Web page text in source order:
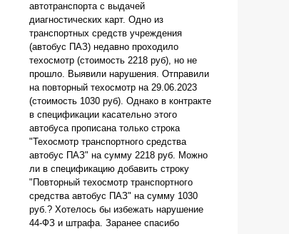
автотранспорта с выдачей
диагностических карт. Одно из
транспортных средств учреждения
(автобус ПАЗ) недавно проходило
техосмотр (стоимость 2218 руб), но не
прошло. Выявили нарушения. Отправили
на повторный техосмотр на 29.06.2023
(стоимость 1030 руб). Однако в контракте
в спецификации касательно этого
автобуса прописана только строка
"Техосмотр транспортного средства
автобус ПАЗ" на сумму 2218 руб. Можно
ли в спецификацию добавить строку
"Повторный техосмотр транспортного
средства автобус ПАЗ" на сумму 1030
руб.? Хотелось бы избежать нарушение
44-ФЗ и штрафа. Заранее спасибо